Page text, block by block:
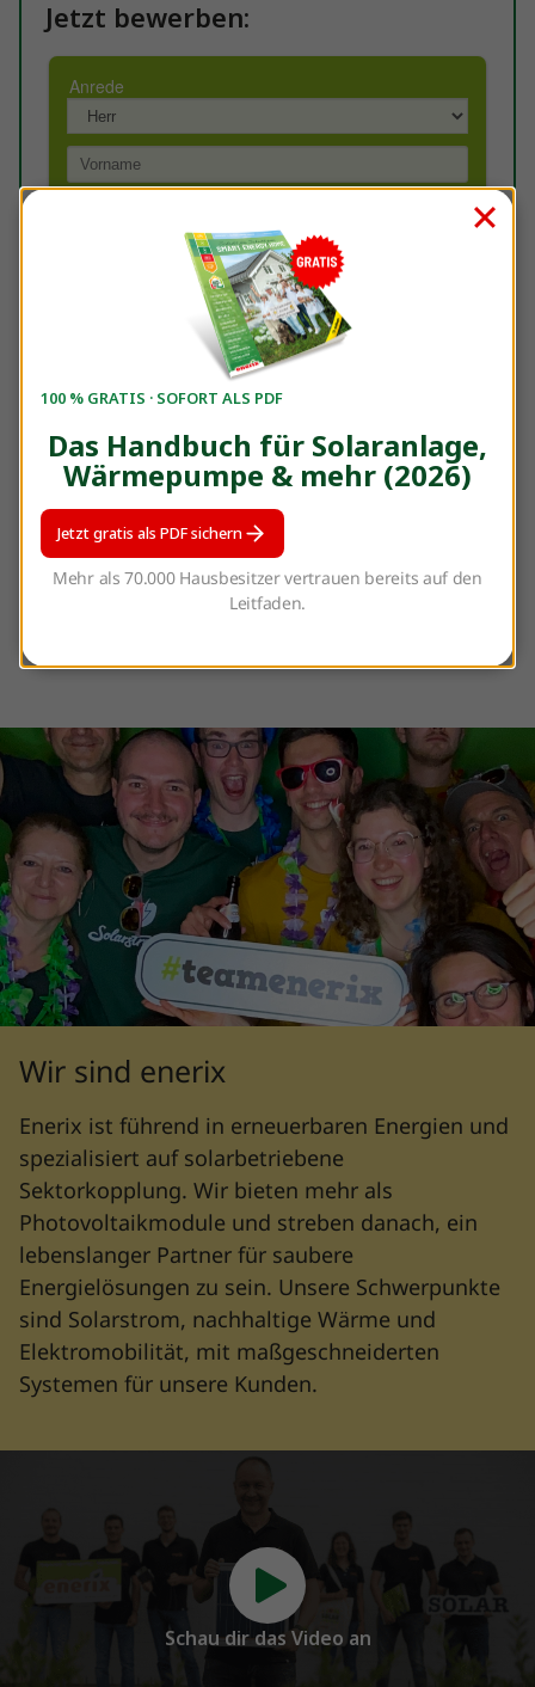
Jetzt bewerben:
Sie haben Fragen? Dann senden Sie gerne eine Mail
michaela.bertelshofer@enerix.com
Wir sind enerix
Enerix ist führend in erneuerbaren Energien und
spezialisiert auf solarbetriebene
Sektorkopplung. Wir bieten mehr als
Photovoltaikmodule und streben danach, ein
lebenslanger Partner für saubere
Energielösungen zu sein. Unsere Schwerpunkte
sind Solarstrom, nachhaltige Wärme und
Elektromobilität, mit maßgeschneiderten
Systemen für unsere Kunden.
Schau dir das Video an
100 % GRATIS · SOFORT ALS PDF
Das Handbuch für Solaranlage,
Wärmepumpe & mehr (2026)
Jetzt gratis als PDF sichern
Mehr als 70.000 Hausbesitzer vertrauen bereits auf den
Leitfaden.